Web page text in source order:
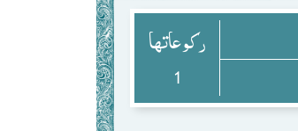
ركوعاتها
1